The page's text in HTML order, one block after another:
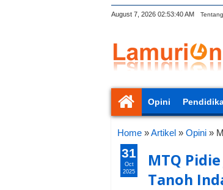
August 7, 2026 02:53:41 AM
Opini
Home »Artikel » Opini »
MTQ
Tanoh
31
Oct
2025